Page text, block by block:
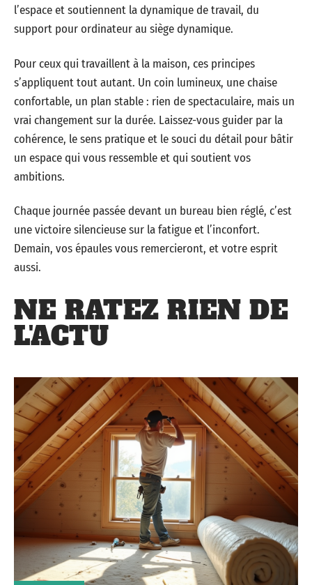
l’espace et soutiennent la dynamique de travail, du
support pour ordinateur au siège dynamique.
Pour ceux qui travaillent à la maison, ces principes
s’appliquent tout autant. Un coin lumineux, une chaise
confortable, un plan stable : rien de spectaculaire, mais un
vrai changement sur la durée. Laissez-vous guider par la
cohérence, le sens pratique et le souci du détail pour bâtir
un espace qui vous ressemble et qui soutient vos
ambitions.
Chaque journée passée devant un bureau bien réglé, c’est
une victoire silencieuse sur la fatigue et l’inconfort.
Demain, vos épaules vous remercieront, et votre esprit
aussi.
NE RATEZ RIEN DE
L'ACTU